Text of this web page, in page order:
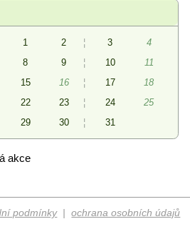
1 2 ¦ 3
4
8 9 ¦ 10
11
15 16 ¦ 17
18
22 23 ¦ 24
25
29 30 ¦ 31
akce
podmínky|ochrana osobních údajů